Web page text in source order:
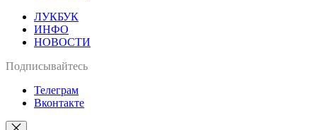
ЛУКБУК
ИНФО
НОВОСТИ
Подписывайтесь
Телеграм
Вконтакте